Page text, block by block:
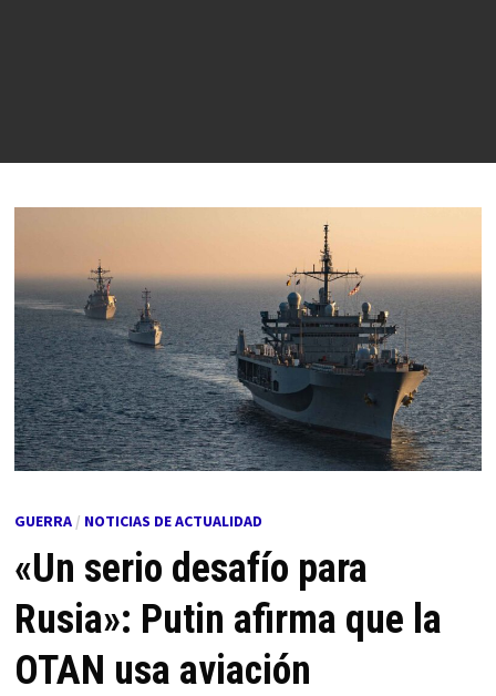
GUERRA/ NOTICIAS DE ACTUALIDAD
«Un serio desafío para
Rusia»: Putin afirma que la
OTAN usa aviación